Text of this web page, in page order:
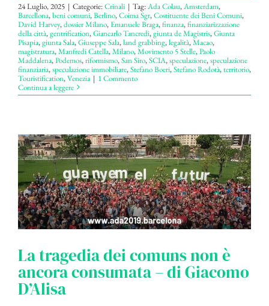
24 Luglio, 2025 | Categorie:Crinali | Tag:Ada Colau,Amsterdam,
Barcellona,beni comuni,Berlino,Coima Sgr,Costituente dei Beni Comuni,
David Harvey,dossier Milano,Emanuele Braga,finanza,finanziarizzazione
della città,gentrification,Giancarlo Tancredi,giunta de Magistris,Giunta
Pisapia,giunta Sala,Giuseppe Sala,land grabbing,legalità,Macao,
magistratura,Manfredi Catella,Milano,Movimento 5 Stelle,Paolo
Maddalena,Podemos,riformismo,San Siro,SCIA,speculazione,speculazione
finanziaria,speculazione immobiliare,Stefano Boeri,Stefano Rodotà,territorio,
Touristification,Venezia | 1 Commento
Continua a leggere
La tragedia dei comuns non è
ancora consumata – di Giacomo
D’Alisa